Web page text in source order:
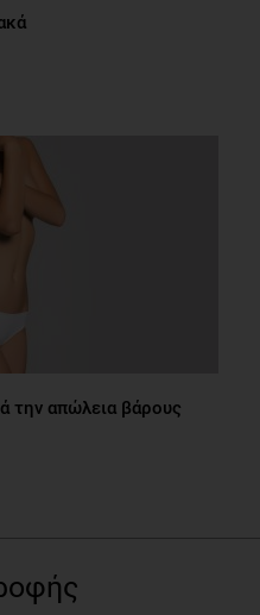
την απώλεια βάρους